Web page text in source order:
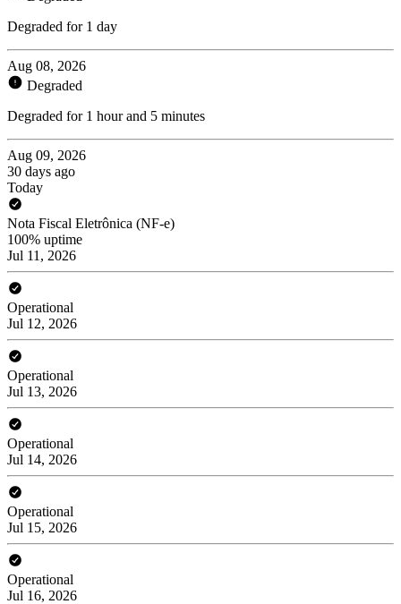
Degraded for 1 day
Aug 08, 2026
Degraded
Degraded for 1 hour and 5 minutes
Aug 09, 2026
30 days ago
Today
Nota Fiscal Eletrônica (NF-e)
100% uptime
Jul 11, 2026
Operational
Jul 12, 2026
Operational
Jul 13, 2026
Operational
Jul 14, 2026
Operational
Jul 15, 2026
Operational
Jul 16, 2026